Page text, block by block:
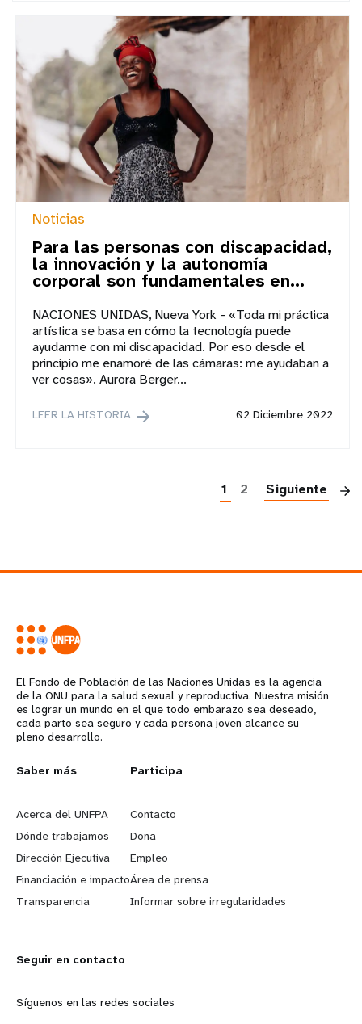
Noticias
Para las personas con discapacidad,
la innovación y la autonomía
corporal son fundamentales en...
NACIONES UNIDAS, Nueva York - «Toda mi práctica
artística se basa en cómo la tecnología puede
ayudarme con mi discapacidad. Por eso desde el
principio me enamoré de las cámaras: me ayudaban a
ver cosas». Aurora Berger...
02 Diciembre 2022
LEER LA HISTORIA
1 2 Siguiente
El Fondo de Población de las Naciones Unidas es la agencia
de la ONU para la salud sexual y reproductiva. Nuestra misión
es lograr un mundo en el que todo embarazo sea deseado,
cada parto sea seguro y cada persona joven alcance su
pleno desarrollo.
L
e
a
r
n
o
r
Saber más
Acerca del UNFPA
Dónde trabajamos
Dirección Ejecutiva
Financiación e impacto
Transparencia
G
o
b
e
y
d
Participa
Contacto
Dona
Empleo
Área de prensa
Informar sobre irregularidades
Seguir en contacto
Síguenos en las redes sociales